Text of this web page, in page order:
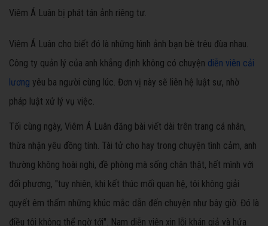
Viêm Á Luân bị phát tán ảnh riêng tư.
Viêm Á Luân cho biết đó là những hình ảnh bạn bè trêu đùa nhau.
Công ty quản lý của anh khẳng định không có chuyện diễn viên cải
lương yêu ba người cùng lúc. Đơn vị này sẽ liên hệ luật sư, nhờ
pháp luật xử lý vụ việc.
Tối cùng ngày, Viêm Á Luân đăng bài viết dài trên trang cá nhân,
thừa nhận yêu đồng tính. Tài tử cho hay trong chuyện tình cảm, anh
thường không hoài nghi, đề phòng mà sống chân thật, hết mình với
đối phương, "tuy nhiên, khi kết thúc mối quan hệ, tôi không giải
quyết êm thấm những khúc mắc dẫn đến chuyện như bây giờ. Đó là
điều tôi không thể ngờ tới". Nam diễn viên xin lỗi khán giả và hứa